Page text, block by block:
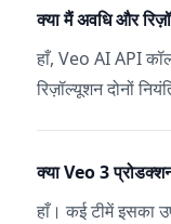
क्या मैं अवधि और
हाँ, Veo AI API
रिज़ॉल्यूशन दोनों
क्या Veo 3
हाँ। कई टीमें इसका